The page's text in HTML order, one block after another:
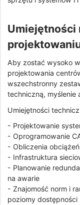
Umiejętności
Aby zostać wysoko
projektowania
wszechstronny
techniczną, myślenie
Umiejętności
- Projektowanie
- Oprogramowanie
- Obliczenia
- Infrastruktura
- Planowanie
na awarie
- Znajomość norm i
poziomy dostępności